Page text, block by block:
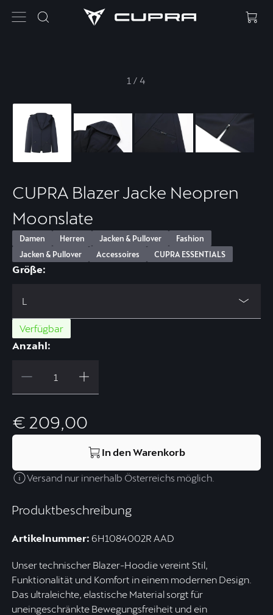
1 /4
Produktbeschreibung
Artikelnummer: 6H1084002R AAD
Unser technischer Blazer-Hoodie vereint Stil,
Funktionalität und Komfort in einem modernen Design.
Das ultraleichte, elastische Material sorgt für
uneingeschränkte Bewegungsfreiheit und ein
CUPRA Blazer Jacke Neopren
Moonslate
Damen Herren Jacken & Pullover
Fashion
Jacken & Pullover
Accessoires CUPRA ESSENTIALS
Größe:
L
Verfügbar
Anzahl:
€ 209,00
In den Warenkorb
Versand nur innerhalb Österreichs möglich.